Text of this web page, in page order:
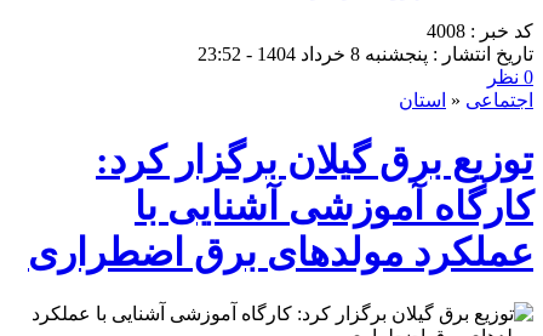
کد خبر : 4008
تاریخ انتشار : پنجشنبه 8 خرداد 1404 - 23:52
0 نظر
اجتماعی « استان
توزیع برق گیلان برگزار كرد:
کارگاه آموزشی آشنایی با
عملکرد مولدهای برق اضطراری